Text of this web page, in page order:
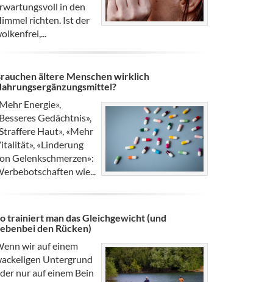
in den
richten. Ist der
ältere Menschen wirklich
Energie»,
Gedächtnis»,
Haut», «Mehr
«Linderung
Gelenkschmerzen»:
wie...
trainiert man das Gleichgewicht (und
den Rücken)
wir auf einem
Untergrund
nur auf einem Bein